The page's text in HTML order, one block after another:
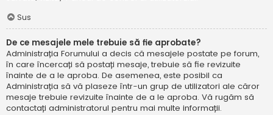
Sus
De ce mesajele mele trebuie să fie aprobate?
Administrația Forumului a decis că mesajele postate pe forum,
în care încercați să postați mesaje, trebuie să fie revizuite
înainte de a le aproba. De asemenea, este posibil ca
Administrația să vă plaseze într-un grup de utilizatori ale căror
mesaje trebuie revizuite înainte de a le aproba. Vă rugăm să
contactați administratorul pentru mai multe informații.